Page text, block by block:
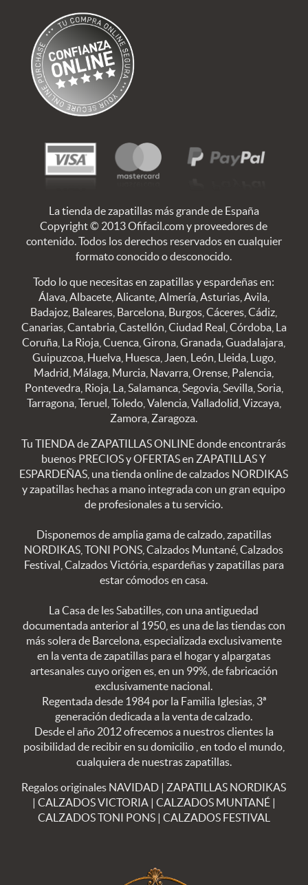
La tienda de zapatillas más grande de España
Copyright © 2013 Ofifacil.com y proveedores de
contenido. Todos los derechos reservados en cualquier
formato conocido o desconocido.
Todo lo que necesitas en zapatillas y espardeñas en:
Álava, Albacete, Alicante, Almería, Asturias, Avila,
Badajoz, Baleares, Barcelona, Burgos, Cáceres, Cádiz,
Canarias, Cantabria, Castellón, Ciudad Real, Córdoba, La
Coruña, La Rioja, Cuenca, Girona, Granada, Guadalajara,
Guipuzcoa, Huelva, Huesca, Jaen, León, Lleida, Lugo,
Madrid, Málaga, Murcia, Navarra, Orense, Palencia,
Pontevedra, Rioja, La, Salamanca, Segovia, Sevilla, Soria,
Tarragona, Teruel, Toledo, Valencia, Valladolid, Vizcaya,
Zamora, Zaragoza.
Tu TIENDA de ZAPATILLAS ONLINE donde encontrarás
buenos PRECIOS y OFERTAS en ZAPATILLAS Y
ESPARDEÑAS, una tienda online de calzados NORDIKAS
y zapatillas hechas a mano integrada con un gran equipo
de profesionales a tu servicio.
Disponemos de amplia gama de calzado, zapatillas
NORDIKAS, TONI PONS, Calzados Muntané, Calzados
Festival, Calzados Victória, espardeñas y zapatillas para
estar cómodos en casa.
La Casa de les Sabatilles, con una antiguedad
documentada anterior al 1950, es una de las tiendas con
más solera de Barcelona, especializada exclusivamente
en la venta de zapatillas para el hogar y alpargatas
artesanales cuyo origen es, en un 99%, de fabricación
exclusivamente nacional.
Regentada desde 1984 por la Familia Iglesias, 3ª
generación dedicada a la venta de calzado.
Desde el año 2012 ofrecemos a nuestros clientes la
posibilidad de recibir en su domicilio , en todo el mundo,
cualquiera de nuestras zapatillas.
Regalos originales NAVIDAD | ZAPATILLAS NORDIKAS
| CALZADOS VICTORIA| CALZADOS MUNTANÉ|
CALZADOS TONI PONS| CALZADOS FESTIVAL